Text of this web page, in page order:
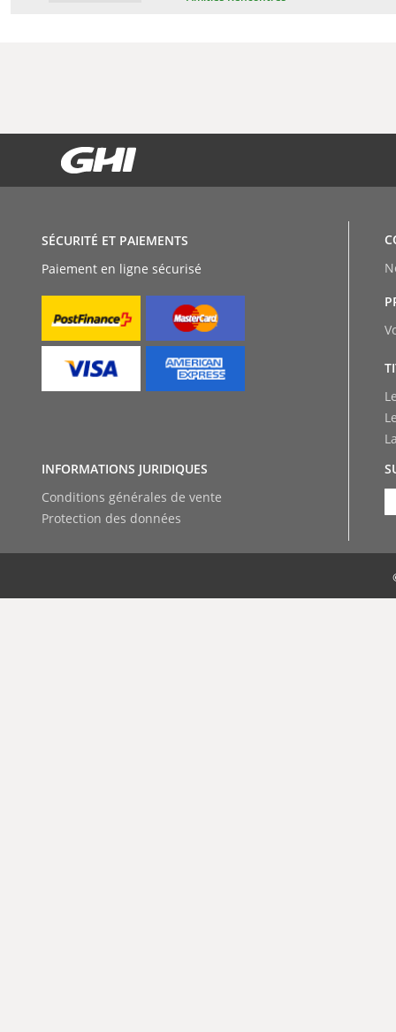
Protection des données
Conditions générales de vente
INFORMATIONS JURIDIQUES
Paiement en ligne sécurisé
SÉCURITÉ ET PAIEMENTS